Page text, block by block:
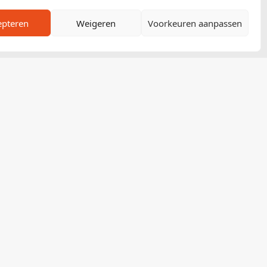
Weigeren Voorkeuren aanpassen